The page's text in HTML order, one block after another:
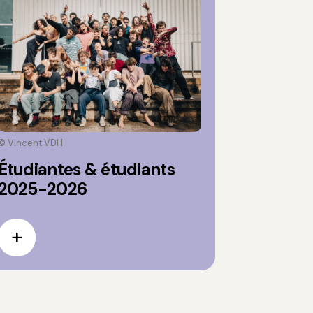
Vincent VDH
& étudiants
2026